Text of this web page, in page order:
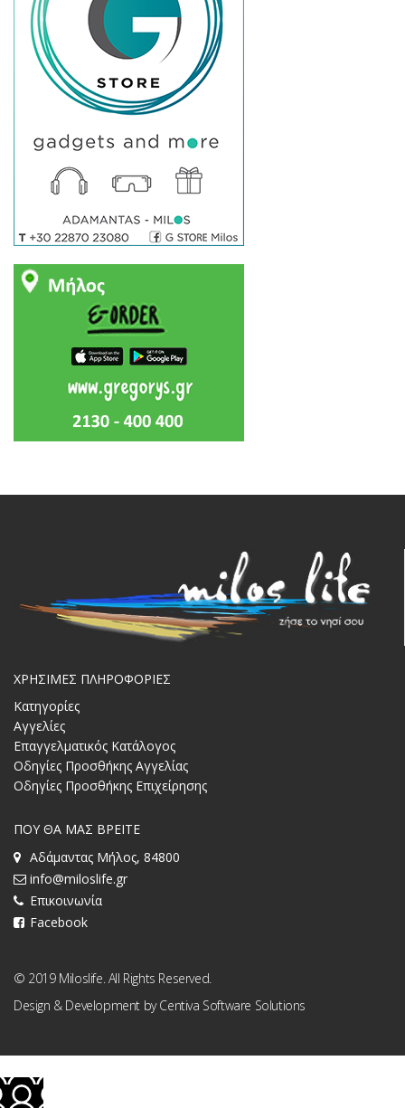
ΧΡΗΣΙΜΕΣ ΠΛΗΡΟΦΟΡΙΕΣ
Κατηγορίες
Αγγελίες
Επαγγελματικός Κατάλογος
Οδηγίες Προσθήκης Αγγελίας
Οδηγίες Προσθήκης Επιχείρησης
ΠΟΥ ΘΑ ΜΑΣ ΒΡΕΙΤΕ
Αδάμαντας Μήλος, 84800
info@miloslife.gr
Επικοινωνία
Facebook
© 2019 Miloslife. All Rights Reserved.
Design & Development byCentiva Software Solutions